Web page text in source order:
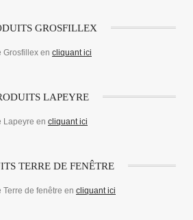
GROSFILLEX
Grosfillex en cliquant ici
LAPEYRE
Lapeyre en cliquant ici
TERRE DE FENÊTRE
de fenêtre en cliquant ici